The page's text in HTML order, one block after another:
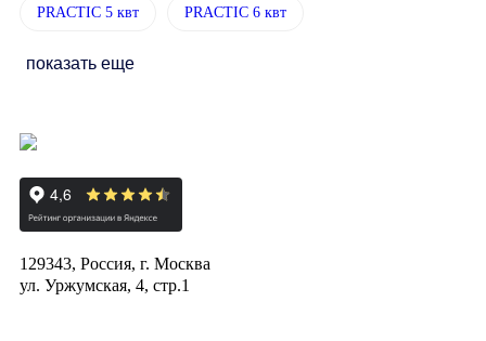
PRACTIC 5 квт PRACTIC 6 квт
показать еще
129343, Россия, г. Москва
ул. Уржумская, 4, стр.1